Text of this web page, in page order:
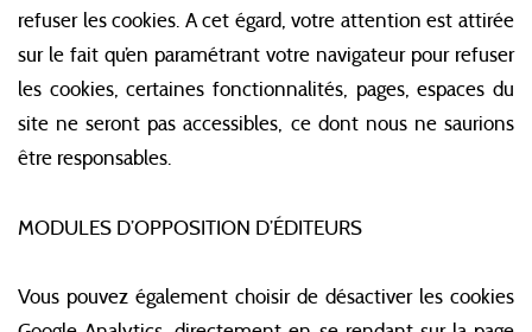
refuser les cookies. A cet égard, votre attention est attirée
sur le fait qu’en paramétrant votre navigateur pour refuser
les cookies, certaines fonctionnalités, pages, espaces du
site ne seront pas accessibles, ce dont nous ne saurions
être responsables.
MODULES D’OPPOSITION D’ÉDITEURS
Vous pouvez également choisir de désactiver les cookies